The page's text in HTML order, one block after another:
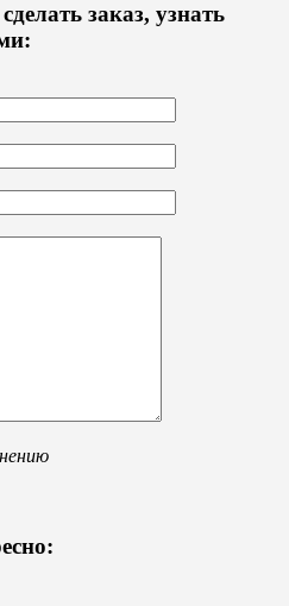
заказ, узнать